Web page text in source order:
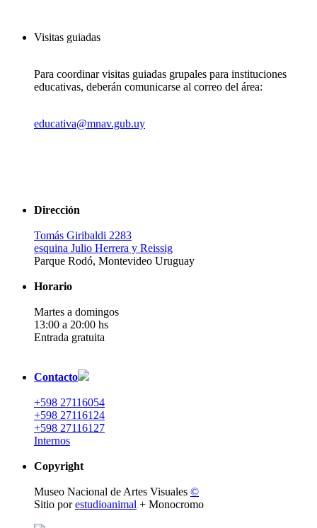
Visitas guiadas
Para coordinar visitas guiadas grupales para instituciones
educativas, deberán comunicarse al correo del área:
educativa@mnav.gub.uy
Dirección
Tomás Giribaldi 2283
esquina Julio Herrera y Reissig
Parque Rodó, Montevideo Uruguay
Horario
Martes a domingos
13:00 a 20:00 hs
Entrada gratuita
Contacto
+598 27116054
+598 27116124
+598 27116127
Internos
Copyright
Museo Nacional de Artes Visuales ©
Sitio porestudioanimal + Monocromo